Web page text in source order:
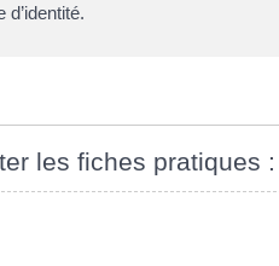
les fiches pratiques :